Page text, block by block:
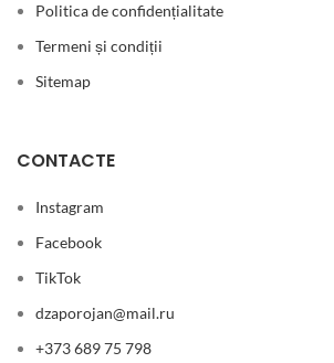
Politica de confidențialitate
Termeni și condiții
Sitemap
CONTACTE
Instagram
Facebook
TikTok
dzaporojan@mail.ru
+373 689 75 798